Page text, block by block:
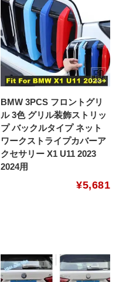
BMW 3PCS フロントグリ
ル 3色 グリル装飾ストリッ
プ バックルタイプ ネット
ワークストライプカバーア
クセサリー X1 U11 2023
2024用
¥5,681